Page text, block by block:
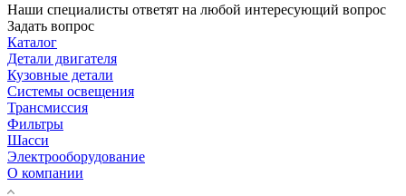
Наши специалисты ответят на любой интересующий вопрос
Задать вопрос
Каталог
Детали двигателя
Кузовные детали
Системы освещения
Трансмиссия
Фильтры
Шасси
Электрооборудование
О компании